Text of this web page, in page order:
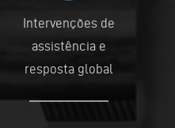
Intervenções de
assistência e
resposta global